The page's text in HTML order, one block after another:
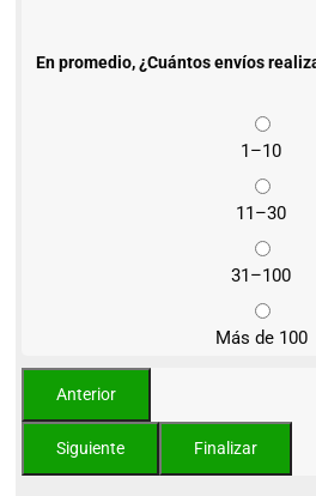
En promedio, ¿Cuántos envíos
1–10
11–30
31–100
Más de 100